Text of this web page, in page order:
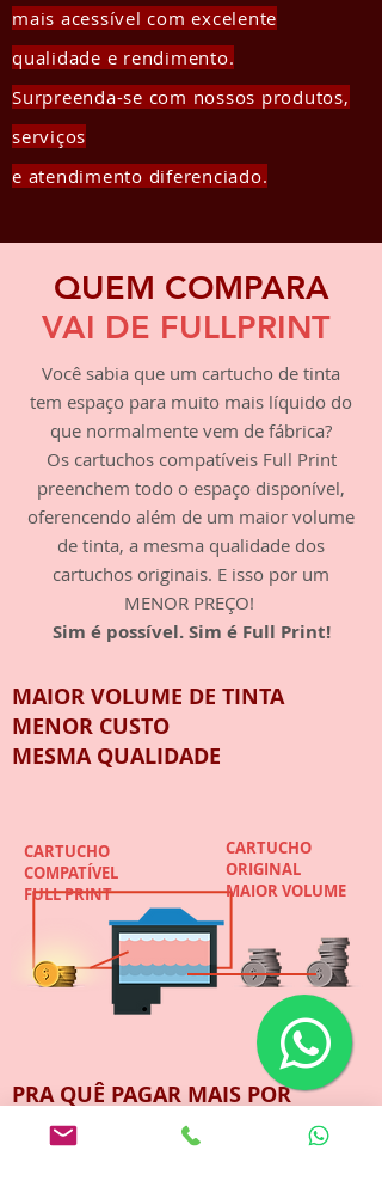
mais acessível com excelente
qualidade e rendimento.
Surpreenda-se com nossos produtos,
serviços
e atendimento diferenciado.
QUEM COMPARA
VAI DE FULLPRINT
Você sabia que um cartucho de tinta
tem espaço para muito mais líquido do
que normalmente vem de fábrica?
Os cartuchos compatíveis Full Print
preenchem todo o espaço disponível,
oferencendo além de um maior volume
de tinta, a mesma qualidade dos
cartuchos originais. E isso por um
MENOR PREÇO!
Sim é possível. Sim é Full Print!
MAIOR VOLUME DE TINTA
MENOR CUSTO
MESMA QUALIDADE
CARTUCHO
ORIGINAL
MAIOR VOLUME
CARTUCHO
COMPATÍVEL
FULL PRINT
PRA QUÊ PAGAR MAIS POR
MENOS?
ECONOMIZE COM QUALIDADE.